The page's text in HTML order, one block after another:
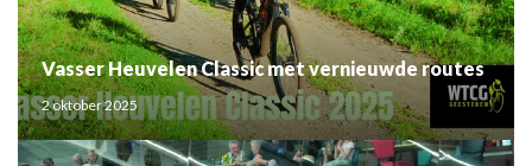
Vasser Heuvelen Classic met vernieuwde routes
2 oktober 2025